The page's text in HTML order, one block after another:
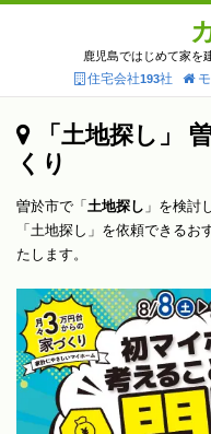
鹿児島ではじめて家を
住宅会社193社
「土地探し」
くり
曽於市で「 土地探し 」を検討
「土地探し」を依頼できる
たします。